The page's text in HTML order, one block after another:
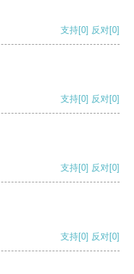
支持[0] 反对[0]
支持[0] 反对[0]
支持[0] 反对[0]
支持[0] 反对[0]